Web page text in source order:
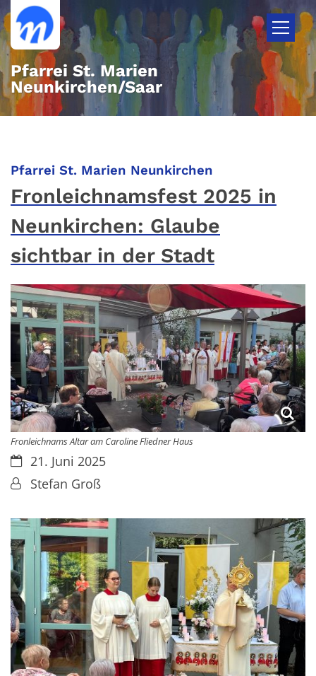
Zum Inhalt springen
Pfarrei St. Marien
Neunkirchen/Saar
Pfarrei St. Marien Neunkirchen
Fronleichnamsfest 2025 in
Neunkirchen: Glaube
sichtbar in der Stadt
Fronleichnams Altar am Caroline Fliedner Haus
Datum:21. Juni 2025
Von:Stefan Groß